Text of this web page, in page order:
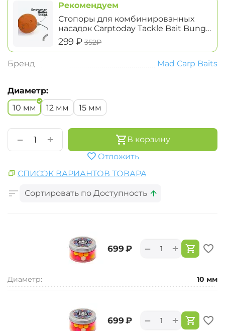
Рекомендуем
Стопоры для комбинированных
насадок Carptoday Tackle Bait Bung
Snowman Boiles Stops
‍299‍ ₽ ‍352‍₽
Бренд Mad Carp Baits
Диаметр:
10 мм
12 мм 15 мм
+
−
В корзину
Отложить
СПИСОК ВАРИАНТОВ ТОВАРА
Сортировать по Доступность
‍699‍ ₽ +
−
Диаметр: 10 мм
‍699‍ ₽ +
−